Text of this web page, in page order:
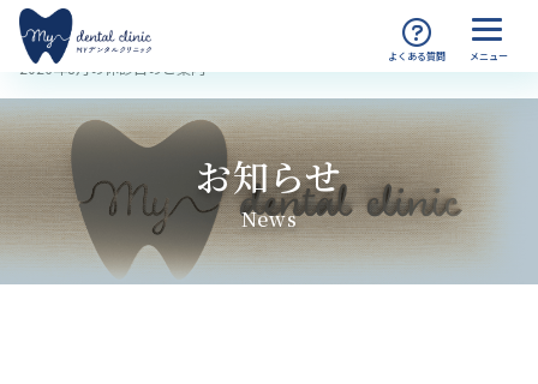
MYデンタルクリニック渋谷 TOP
2026年8月の休診日のご案内
お知らせ
News